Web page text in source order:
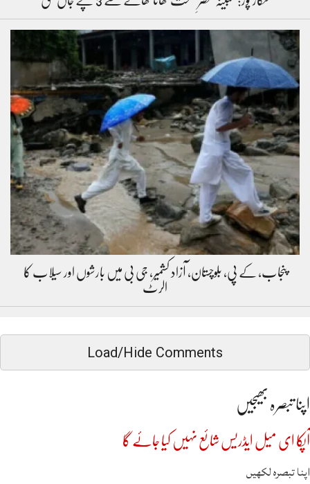
پنجاب، کے پی، بلوچستان، آزاد کشمیر، جی بی میں بارشوں اور سیلاب کا
الرٹ
Load/Hide Comments
اپنا تبصرہ بھیجیں
آپکا ای میل ایڈریس شائع نہیں کیا جائے گا
اپنا تبصرہ لکھیں